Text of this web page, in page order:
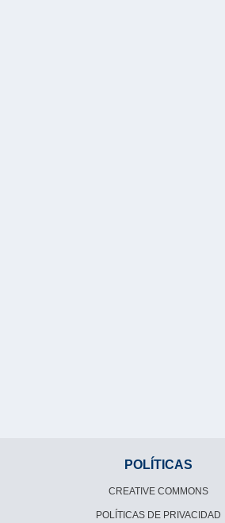
POLÍTICAS
CREATIVE COMMONS
POLÍTICAS DE PRIVACIDAD